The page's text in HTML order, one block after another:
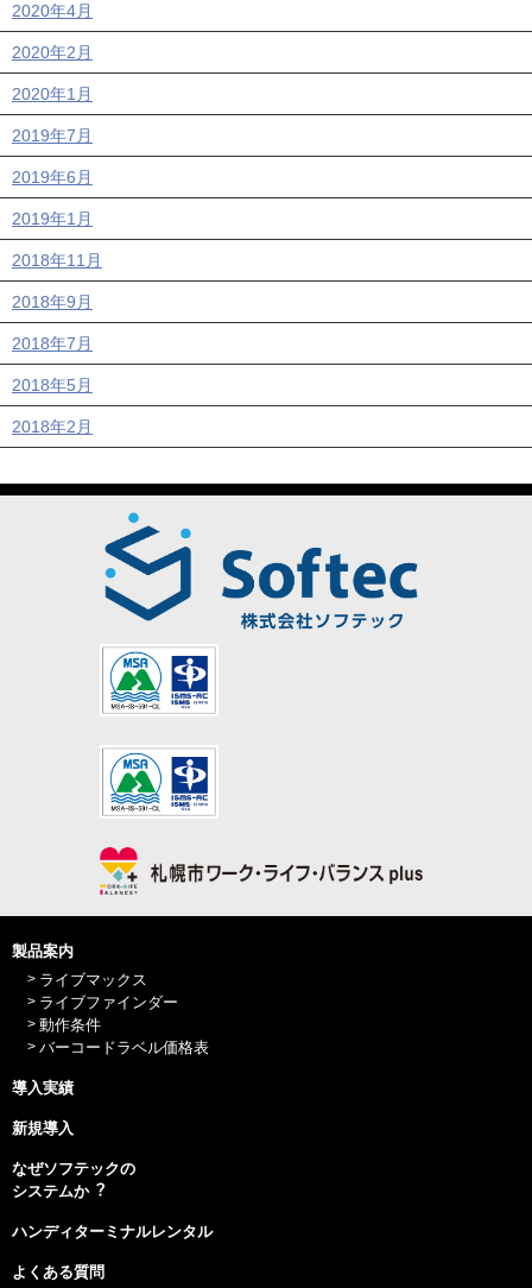
2020年4月
2020年2月
2020年1月
2019年7月
2019年6月
2019年1月
2018年11月
2018年9月
2018年7月
2018年5月
2018年2月
製品案内
ライブマックス
ライブファインダー
動作条件
バーコードラベル価格表
導入実績
新規導入
なぜソフテックの
システムか︖
ハンディターミナルレンタル
よくある質問